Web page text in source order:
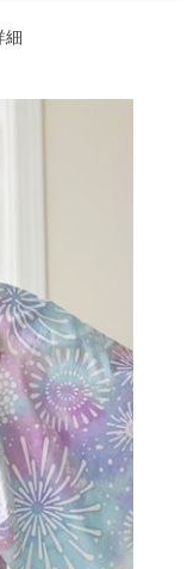
細